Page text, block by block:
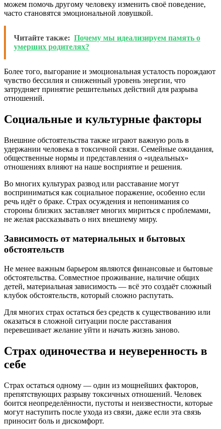
можем помочь другому человеку изменить своё поведение,
часто становятся эмоциональной ловушкой.
Читайте также: Почему мы идеализируем память о
умерших родителях?
Более того, выгорание и эмоциональная усталость порождают
чувство бессилия и сниженный уровень энергии, что
затрудняет принятие решительных действий для разрыва
отношений.
Социальные и культурные факторы
Внешние обстоятельства также играют важную роль в
удержании человека в токсичной связи. Семейные ожидания,
общественные нормы и представления о «идеальных»
отношениях влияют на наше восприятие и решения.
Во многих культурах развод или расставание могут
восприниматься как социальное поражение, особенно если
речь идёт о браке. Страх осуждения и непонимания со
стороны близких заставляет многих мириться с проблемами,
не желая рассказывать о них внешнему миру.
Зависимость от материальных и бытовых
обстоятельств
Не менее важным барьером являются финансовые и бытовые
обстоятельства. Совместное проживание, наличие общих
детей, материальная зависимость — всё это создаёт сложный
клубок обстоятельств, который сложно распутать.
Для многих страх остаться без средств к существованию или
оказаться в сложной ситуации после расставания
перевешивает желание уйти и начать жизнь заново.
Страх одиночества и неуверенность в
себе
Страх остаться одному — один из мощнейших факторов,
препятствующих разрыву токсичных отношений. Человек
боится неопределённости, пустоты и неизвестности, которые
могут наступить после ухода из связи, даже если эта связь
приносит боль и дискомфорт.